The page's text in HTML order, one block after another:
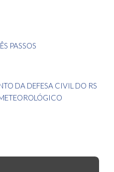
PASSOS
DA DEFESA CIVIL DO RS